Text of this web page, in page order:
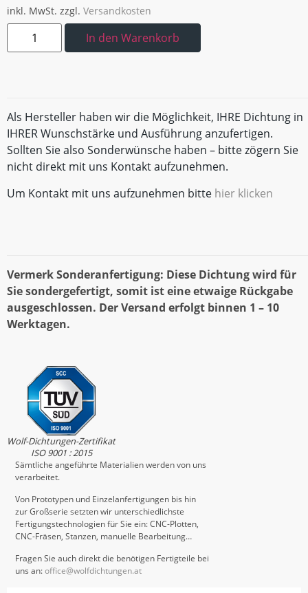
inkl. MwSt. zzgl. Versandkosten
In den Warenkorb
Als Hersteller haben wir die Möglichkeit, IHRE Dichtung in
IHRER Wunschstärke und Ausführung anzufertigen.
Sollten Sie also Sonderwünsche haben – bitte zögern Sie
nicht direkt mit uns Kontakt aufzunehmen.
Um Kontakt mit uns aufzunehmen bitte hier klicken
Vermerk Sonderanfertigung: Diese Dichtung wird für
Sie sondergefertigt, somit ist eine etwaige Rückgabe
ausgeschlossen. Der Versand erfolgt binnen 1 – 10
Werktagen.
Wolf-Dichtungen-Zertifikat
ISO 9001 : 2015
Sämtliche angeführte Materialien werden von uns
verarbeitet.
Von Prototypen und Einzelanfertigungen bis hin
zur Großserie setzten wir unterschiedlichste
Fertigungstechnologien für Sie ein: CNC-Plotten,
CNC-Fräsen, Stanzen, manuelle Bearbeitung…
Fragen Sie auch direkt die benötigen Fertigteile bei
uns an:office@wolfdichtungen.at